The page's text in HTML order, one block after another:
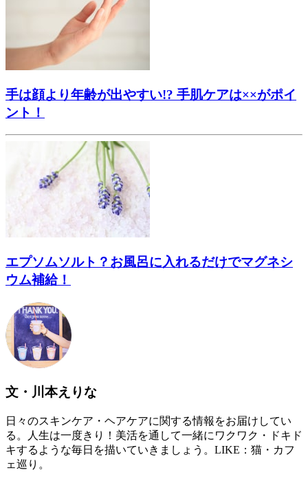
手は顔より年齢が出やすい!? 手肌ケアは××がポイ
ント！
エプソムソルト？お風呂に入れるだけでマグネシ
ウム補給！
文・川本えりな
日々のスキンケア・ヘアケアに関する情報をお届けしてい
る。人生は一度きり！美活を通して一緒にワクワク・ドキド
キするような毎日を描いていきましょう。LIKE：猫・カフ
ェ巡り。